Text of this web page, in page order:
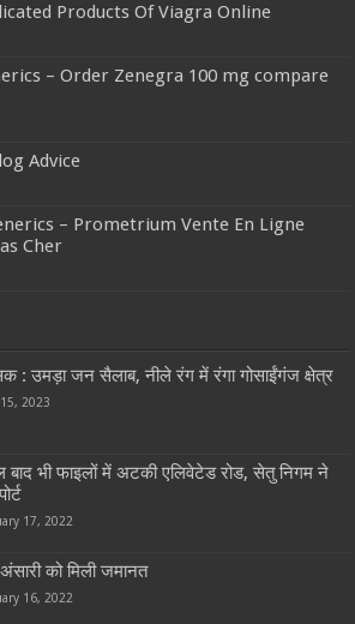
Products Of Viagra Online
– Order Zenegra 100 mg compare
Advice
– Prometrium Vente En Ligne
Cher
: उमड़ा जन सैलाब, नीले रंग में रंगा गोसाईंगंज क्षेत्र
2023
बाद भी फाइलों में अटकी एलिवेटेड रोड, सेतु निगम ने
17, 2022
को मिली जमानत
16, 2022